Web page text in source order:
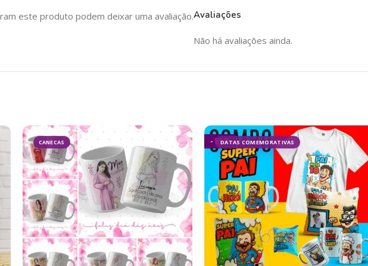
Avaliações
Não há avaliações ainda.
este produto podem deixar uma avaliação.
CANECAS DATAS COMEMORATIVAS
- 85%